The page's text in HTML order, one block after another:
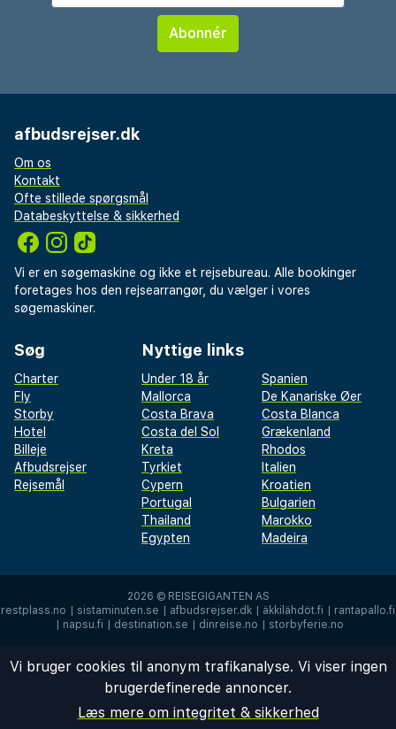
afbudsrejser.dk
Om os
Kontakt
Ofte stillede spørgsmål
Databeskyttelse & sikkerhed
Vi er en søgemaskine og ikke et rejsebureau. Alle bookinger
foretages hos den rejsearrangør, du vælger i vores
søgemaskiner.
Søg
Charter
Fly
Storby
Hotel
Billeje
Afbudsrejser
Rejsemål
Nyttige links
Under 18 år
Spanien
Mallorca
De Kanariske Øer
Costa Brava
Costa Blanca
Costa del Sol
Grækenland
Kreta
Rhodos
Tyrkiet
Italien
Cypern
Kroatien
Portugal
Bulgarien
Thailand
Marokko
Egypten
Madeira
2026 © REISEGIGANTEN AS
restplass.no | sistaminuten.se | afbudsrejser.dk | äkkilähdöt.fi | rantapallo.fi
| napsu.fi | destination.se | dinreise.no | storbyferie.no
Vi bruger cookies til anonym trafikanalyse. Vi viser ingen
brugerdefinerede annoncer.
Læs mere om integritet & sikkerhed